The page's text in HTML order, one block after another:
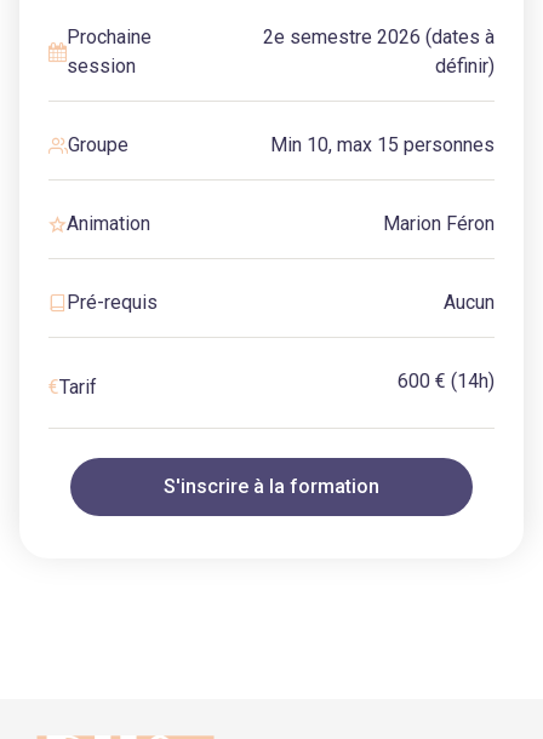
Prochaine
session
2e semestre 2026 (dates à
définir)
Groupe Min 10, max 15 personnes
Animation Marion Féron
Pré-requis Aucun
€Tarif 600 € (14h)
S'inscrire à la formation